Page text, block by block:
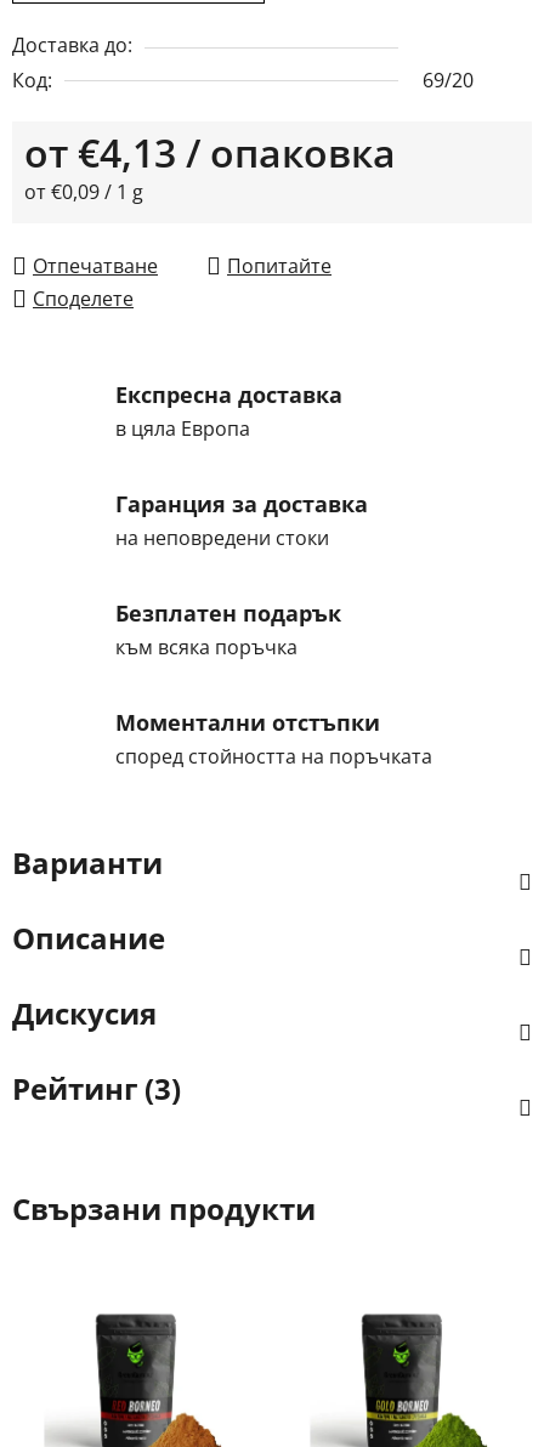
Доставка до:
Код:
69/20
от €4,13 / опаковка
Измерване на цената:
от €0,09 / 1 g
Отпечатване
Попитайте
Споделете
Експресна доставка
в цяла Европа
Гаранция за доставка
на неповредени стоки
Безплатен подарък
към всяка поръчка
Моментални отстъпки
според стойността на поръчката
Варианти
Описание
Дискусия
Рейтинг (3)
Свързани продукти